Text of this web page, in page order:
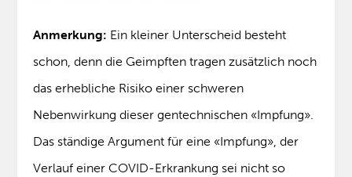
Anmerkung: Ein kleiner Unterscheid besteht
schon, denn die Geimpften tragen zusätzlich noch
das erhebliche Risiko einer schweren
Nebenwirkung dieser gentechnischen «Impfung».
Das ständige Argument für eine «Impfung», der
Verlauf einer COVID-Erkrankung sei nicht so